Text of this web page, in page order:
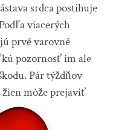
srdca postihuje
viacerých
prvé varovné
pozornosť im ale
Pár týždňov
žien môže prejaviť